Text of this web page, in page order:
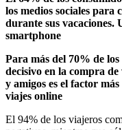
los medios sociales para
durante sus vacaciones.
smartphone
Para más del 70% de
decisivo en la compra
y amigos es el factor
viajes online
El 94% de los viajeros